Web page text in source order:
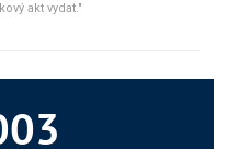
akt vydat."